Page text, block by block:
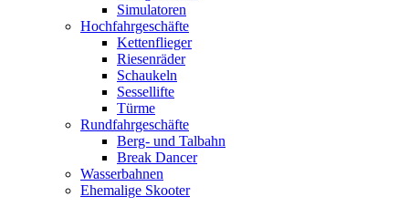
Simulatoren
Hochfahrgeschäfte
Kettenflieger
Riesenräder
Schaukeln
Sessellifte
Türme
Rundfahrgeschäfte
Berg- und Talbahn
Break Dancer
Wasserbahnen
Ehemalige Skooter